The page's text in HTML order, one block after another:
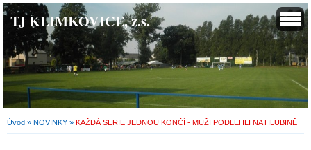
TJ KLIMKOVICE, z.s.
Úvod » NOVINKY » KAŽDÁ SERIE JEDNOU KONČÍ - MUŽI PODLEHLI NA HLUBINĚ